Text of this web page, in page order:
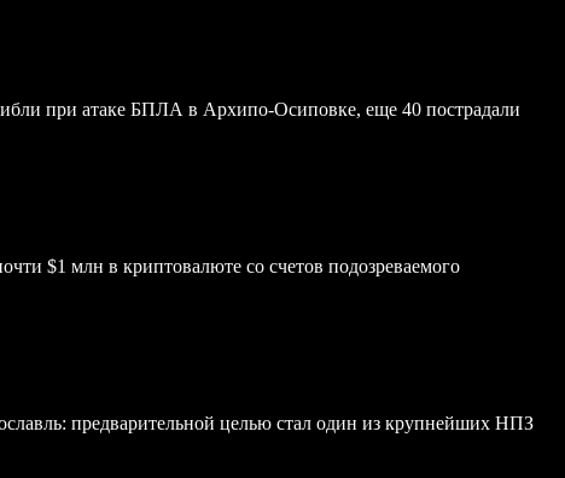
при атаке БПЛА в Архипо-Осиповке, еще 40 пострадали
$1 млн в криптовалюте со счетов подозреваемого
предварительной целью стал один из крупнейших НПЗ